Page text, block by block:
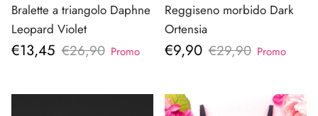
Bralette a triangolo Daphne
Leopard Violet
Prezzo di vendita
€13,45 Prezzo normale
€26,90 Promo
Reggiseno morbido Dark
Ortensia
Prezzo di vendita
€9,90 Prezzo normale
€29,90 Promo